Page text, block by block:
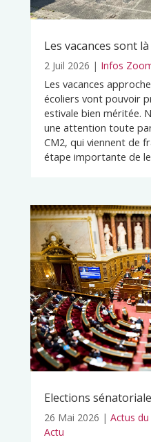
Les vacances sont là
2 Juil 2026 | Infos
Les vacances
écoliers vont pouvoir
estivale bien méritée.
une attention toute
CM2, qui viennent de
étape importante de
Elections
26 Mai 2026 | Actus
Actu